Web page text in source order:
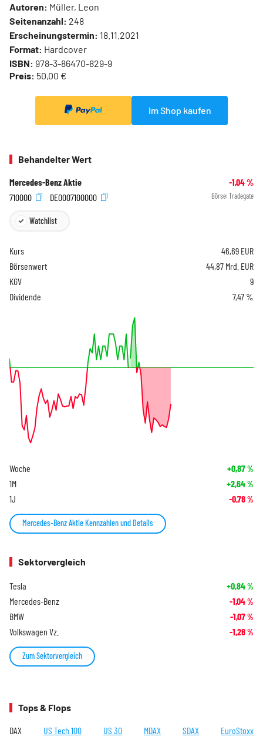
Autoren: Müller, Leon
Seitenanzahl: 248
Erscheinungstermin: 18.11.2021
Format: Hardcover
ISBN: 978-3-86470-829-9
Preis: 50,00 €
Im Shop kaufen
Behandelter Wert
Mercedes-Benz Aktie -1,04%
710000
DE0007100000 Börse: Tradegate
Watchlist
Kurs 46,69 EUR
Börsenwert
44,87 Mrd. EUR
KGV
9
Dividende
7,47 %
Woche +0,87%
1M +2,64%
1J -0,78%
Mercedes-Benz Aktie Kennzahlen und Details
Sektorvergleich
Tesla +0,84%
Mercedes-Benz -1,04%
BMW -1,07%
Volkswagen Vz. -1,28%
Zum Sektorvergleich
Tops & Flops
DAX US Tech 100 US 30 MDAX SDAX EuroStoxx